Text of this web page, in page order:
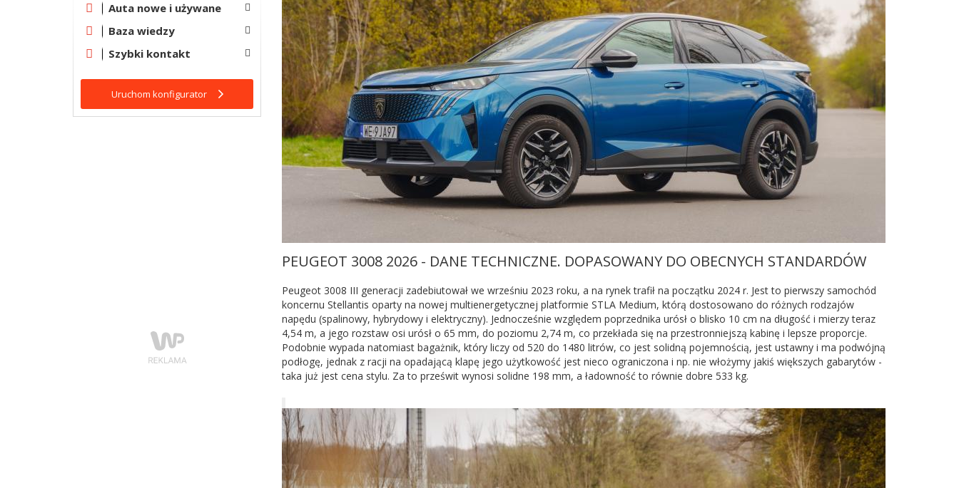
PEUGEOT 3008 2026 - DANE TECHNICZNE. DOPASOWANY DO OBECNYCH STANDARDÓW
Peugeot 3008 III generacji zadebiutował we wrześniu 2023 roku, a na rynek trafił na początku 2024 r. Jest to pierwszy samochód
koncernu Stellantis oparty na nowej multienergetycznej platformie STLA Medium, którą dostosowano do różnych rodzajów
napędu (spalinowy, hybrydowy i elektryczny). Jednocześnie względem poprzednika urósł o blisko 10 cm na długość i mierzy teraz
4,54 m, a jego rozstaw osi urósł o 65 mm, do poziomu 2,74 m, co przekłada się na przestronniejszą kabinę i lepsze proporcje.
Podobnie wypada natomiast bagażnik, który liczy od 520 do 1480 litrów, co jest solidną pojemnością, jest ustawny i ma podwójną
podłogę, jednak z racji na opadającą klapę jego użytkowość jest nieco ograniczona i np. nie włożymy jakiś większych gabarytów -
taka już jest cena stylu. Za to prześwit wynosi solidne 198 mm, a ładowność to równie dobre 533 kg.
Auta nowe i używane
Baza wiedzy
Szybki kontakt
Uruchom konfigurator